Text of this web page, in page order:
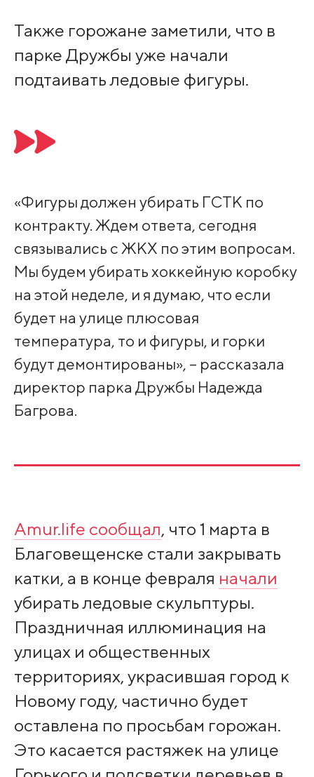
Также горожане заметили, что в
парке Дружбы уже начали
подтаивать ледовые фигуры.
«Фигуры должен убирать ГСТК по
контракту. Ждем ответа, сегодня
связывались с ЖКХ по этим вопросам.
Мы будем убирать хоккейную коробку
на этой неделе, и я думаю, что если
будет на улице плюсовая
температура, то и фигуры, и горки
будут демонтированы», – рассказала
директор парка Дружбы Надежда
Багрова.
Amur.life сообщал, что 1 марта в
Благовещенске стали закрывать
катки, а в конце февраля начали
убирать ледовые скульптуры.
Праздничная иллюминация на
улицах и общественных
территориях, украсившая город к
Новому году, частично будет
оставлена по просьбам горожан.
Это касается растяжек на улице